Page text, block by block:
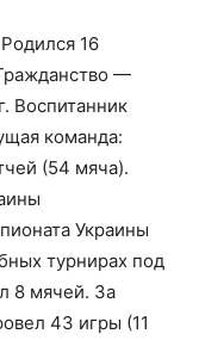
16
—
Воспитанник
команда:
(54 мяча).
Украины
турнирах под
8 мячей. За
43 игры (11